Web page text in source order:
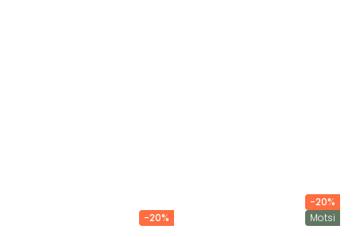
-20%
-20%
Motsi